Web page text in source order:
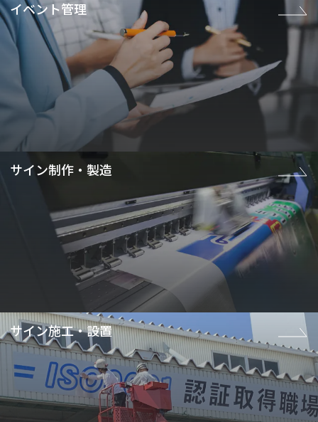
イベント管理
サイン制作・製造
サイン施工・設置